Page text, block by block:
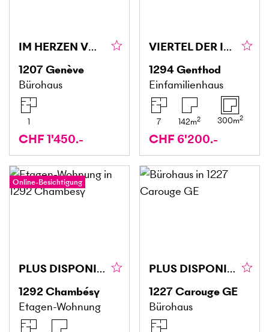
IM HERZEN VON EAUX-VIVES KOMPLETT RENOVIERT
1207Genève
Bürohaus
1
CHF 1'450.-
VIERTEL DER INTERNATIONALEN ORGANISATIONEN VILLA EST
1294Genthod
Einfamilienhaus
7 142m2 300m2
CHF 6'200.-
Online-Besichtigung
PLUS DISPONIBLE
1292Chambésy
Etagen-Wohnung
PLUS DISPONIBLE
1227Carouge GE
Bürohaus